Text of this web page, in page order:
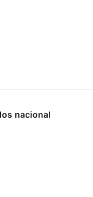
nacional